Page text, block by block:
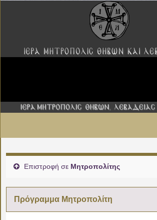
Επιστροφή σε Μητροπολίτης
Πρόγραμμα Μητροπολίτη
02:00